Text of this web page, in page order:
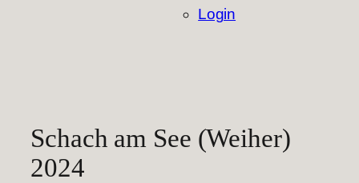
Login
Schach am See (Weiher)
2024